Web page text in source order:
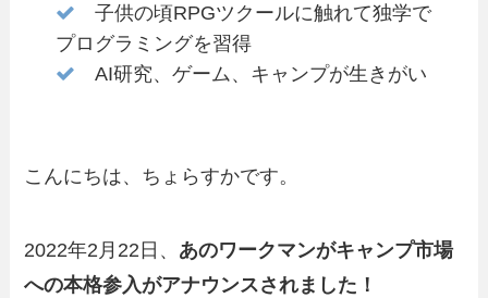
子供の頃RPGツクールに触れて独学で
プログラミングを習得
AI研究、ゲーム、キャンプが生きがい
こんにちは、ちょらすかです。
2022年2月22日、 あのワークマンがキャンプ市場
への本格参入がアナウンスされました！